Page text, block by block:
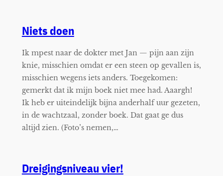
Niets doen
Ik mpest naar de dokter met Jan — pijn aan zijn
knie, misschien omdat er een steen op gevallen is,
misschien wegens iets anders. Toegekomen:
gemerkt dat ik mijn boek niet mee had. Aaargh!
Ik heb er uiteindelijk bijna anderhalf uur gezeten,
in de wachtzaal, zonder boek. Dat gaat ge dus
altijd zien. (Foto’s nemen,…
Dreigingsniveau vier!